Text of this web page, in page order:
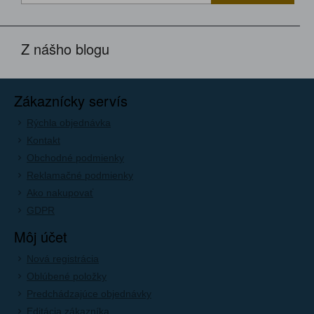
Z nášho blogu
Zákaznícky servís
Rýchla objednávka
Kontakt
Obchodné podmienky
Reklamačné podmienky
Ako nakupovať
GDPR
Môj účet
Nová registrácia
Oblúbené položky
Predchádzajúce objednávky
Editácia zákazníka